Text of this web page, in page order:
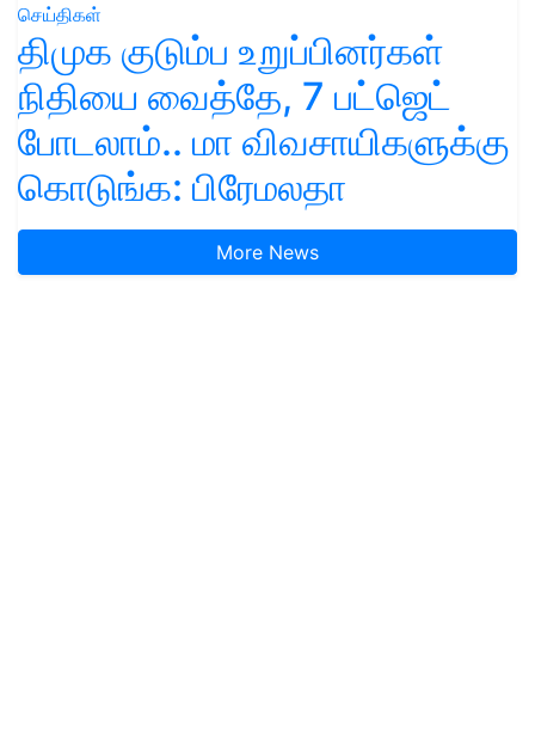
செய்திகள்
திமுக குடும்ப உறுப்பினர்கள்
நிதியை வைத்தே, 7 பட்ஜெட்
போடலாம்.. மா விவசாயிகளுக்கு
கொடுங்க: பிரேமலதா
More News